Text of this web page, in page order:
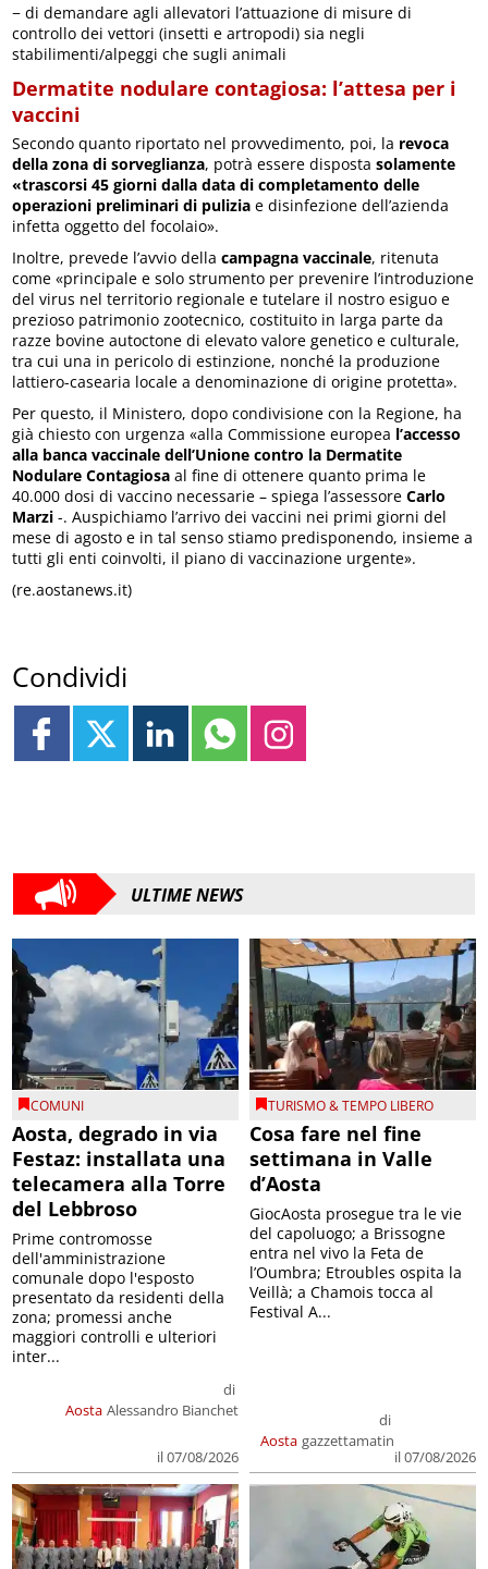
− di demandare agli allevatori l’attuazione di misure di
controllo dei vettori (insetti e artropodi) sia negli
stabilimenti/alpeggi che sugli animali
Dermatite nodulare contagiosa: l’attesa per i
vaccini
Secondo quanto riportato nel provvedimento, poi, la revoca
della zona di sorveglianza, potrà essere disposta solamente
«trascorsi 45 giorni dalla data di completamento delle
operazioni preliminari di pulizia e disinfezione dell’azienda
infetta oggetto del focolaio».
Inoltre, prevede l’avvio dellacampagna vaccinale, ritenuta
come «principale e solo strumento per prevenire l’introduzione
del virus nel territorio regionale e tutelare il nostro esiguo e
prezioso patrimonio zootecnico, costituito in larga parte da
razze bovine autoctone di elevato valore genetico e culturale,
tra cui una in pericolo di estinzione, nonché la produzione
lattiero-casearia locale a denominazione di origine protetta».
Per questo, il Ministero, dopo condivisione con la Regione, ha
già chiesto con urgenza «alla Commissione europea l’accesso
alla banca vaccinale dell’Unione contro la Dermatite
Nodulare Contagiosa al fine di ottenere quanto prima le
40.000 dosi di vaccino necessarie – spiega l’assessoreCarlo
Marzi -. Auspichiamo l’arrivo dei vaccini nei primi giorni del
mese di agosto e in tal senso stiamo predisponendo, insieme a
tutti gli enti coinvolti, il piano di vaccinazione urgente».
(re.aostanews.it)
Condividi
ULTIME NEWS
COMUNI
Aosta, degrado in via
Festaz: installata una
telecamera alla Torre
del Lebbroso
Aosta
di
Alessandro Bianchet
il 07/08/2026
Prime contromosse
dell'amministrazione
comunale dopo l'esposto
presentato da residenti della
zona; promessi anche
maggiori controlli e ulteriori
inter...
TURISMO & TEMPO LIBERO
Cosa fare nel fine
settimana in Valle
d’Aosta
Aosta
di
gazzettamatin
il 07/08/2026
GiocAosta prosegue tra le vie
del capoluogo; a Brissogne
entra nel vivo la Feta de
l’Oumbra; Etroubles ospita la
Veillà; a Chamois tocca al
Festival A...